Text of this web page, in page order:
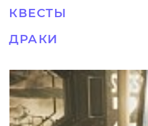
КВЕСТЫ
ДРАКИ